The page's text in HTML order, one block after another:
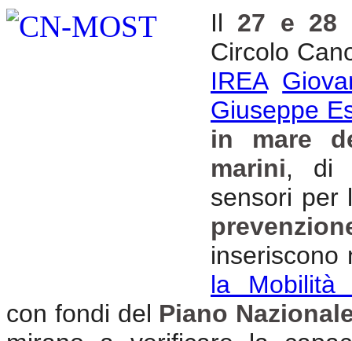
Il 27 e 28
Circolo
IREA
Giuseppe
in mare
marini, di
sensori per
inseriscono
la Mobilità
con fondi del Piano